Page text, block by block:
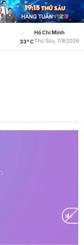
33° C
Hồ Chí Minh
Thứ Sáu, 7/8/2026